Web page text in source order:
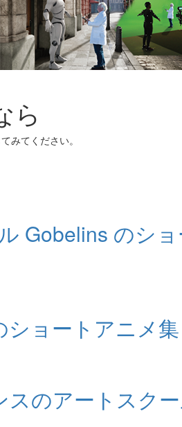
ら
みてください。
Gobelins のシ
ョートアニメ集
のアートスク